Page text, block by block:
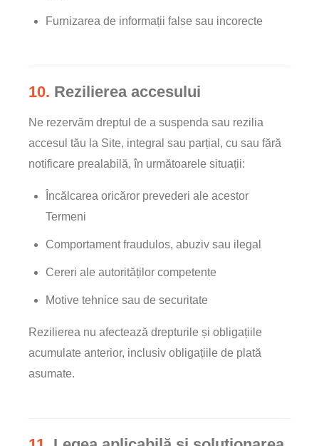
Furnizarea de informații false sau incorecte
10. Rezilierea accesului
Ne rezervăm dreptul de a suspenda sau rezilia
accesul tău la Site, integral sau parțial, cu sau fără
notificare prealabilă, în următoarele situații:
Încălcarea oricăror prevederi ale acestor
Termeni
Comportament fraudulos, abuziv sau ilegal
Cereri ale autorităților competente
Motive tehnice sau de securitate
Rezilierea nu afectează drepturile și obligațiile
acumulate anterior, inclusiv obligațiile de plată
asumate.